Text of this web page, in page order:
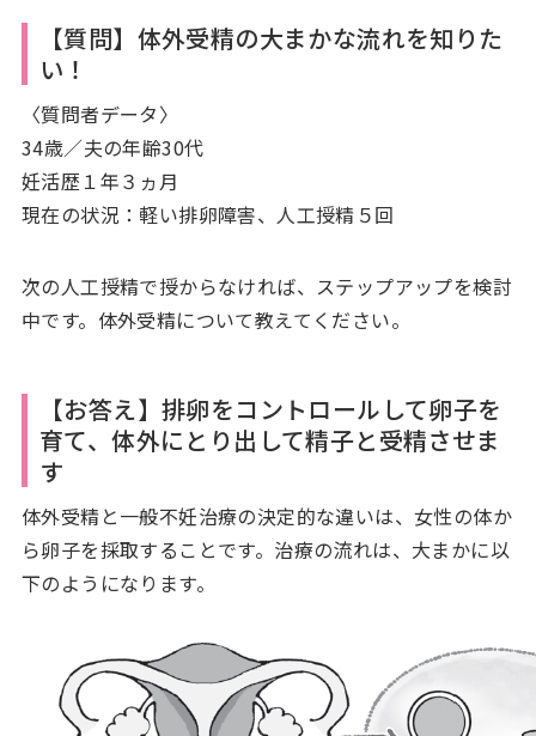
【質問】体外受精の大まかな流れを知りた
い！
〈質問者データ〉
34歳／夫の年齢30代
妊活歴１年３ヵ月
現在の状況：軽い排卵障害、人工授精５回
次の人工授精で授からなければ、ステップアップを検討
中です。体外受精について教えてください。
【お答え】排卵をコントロールして卵子を
育て、体外にとり出して精子と受精させま
す
体外受精と一般不妊治療の決定的な違いは、女性の体か
ら卵子を採取することです。治療の流れは、大まかに以
下のようになります。